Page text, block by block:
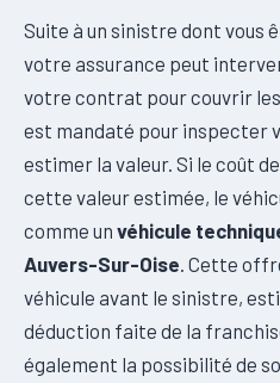
Suite à un sinistre dont vous
votre assurance peut
votre contrat pour couvrir
est mandaté pour inspecter
estimer la valeur. Si le coût
cette valeur estimée, le
comme un véhicule
Auvers-Sur-Oise . Cette
véhicule avant le sinistre,
déduction faite de la
également la possibilité de